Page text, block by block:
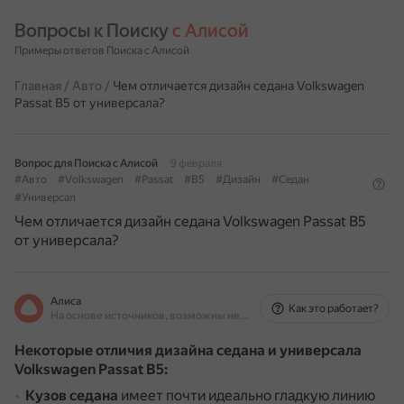
Вопросы к Поиску с Алисой
Примеры ответов Поиска с Алисой
Главная / Авто / Чем отличается дизайн седана Volkswagen
Passat B5 от универсала?
Вопрос для Поиска с Алисой
9 февраля
#Авто
#Volkswagen #Passat #B5 #Дизайн
#Седан
#Универсал
Чем отличается дизайн седана Volkswagen Passat B5
от универсала?
Алиса
На основе источников, возможны неточности
Как это работает?
Некоторые отличия дизайна седана и универсала
Volkswagen Passat B5:
Кузов седана имеет почти идеально гладкую линию